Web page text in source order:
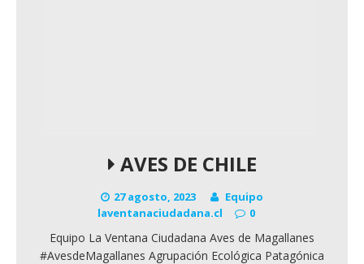
AVES DE CHILE
27 agosto, 2023
Equipo
laventanaciudadana.cl
0
Equipo La Ventana Ciudadana Aves de Magallanes
#AvesdeMagallanes Agrupación Ecológica Patagónica